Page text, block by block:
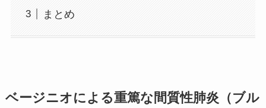
まとめ
ベージニオによる重篤な間質性肺炎（ブル